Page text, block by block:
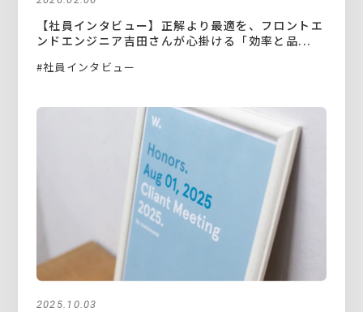
【社員インタビュー】正解より最適を、フロントエ
ンドエンジニア吉田さんが心掛ける「効率と品...
#社員インタビュー
2025.10.03